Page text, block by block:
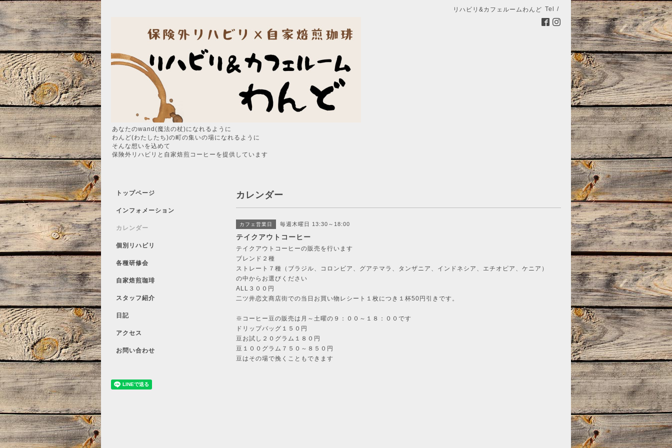
リハビリ&カフェルームわんど Tel /
あなたのwand(魔法の杖)になれるように
わんど(わたしたち)の町の集いの場になれるように
そんな想いを込めて
保険外リハビリと自家焙煎コーヒーを提供しています
カレンダー
カフェ営業日 毎週木曜日 13:30～18:00
テイクアウトコーヒー
テイクアウトコーヒーの販売を行います
ブレンド２種
ストレート７種（ブラジル、コロンビア、グアテマラ、タンザニア、インドネシア、エチオピア、ケニア）
の中からお選びください
ALL３００円
二ツ井恋文商店街での当日お買い物レシート１枚につき１杯50円引きです。
※コーヒー豆の販売は月～土曜の９：００～１８：００です
ドリップバッグ１５０円
豆お試し２０グラム１８０円
豆１００グラム７５０～８５０円
豆はその場で挽くこともできます
トップページ
インフォメーション
カレンダー
個別リハビリ
各種研修会
自家焙煎珈琲
スタッフ紹介
日記
アクセス
お問い合わせ